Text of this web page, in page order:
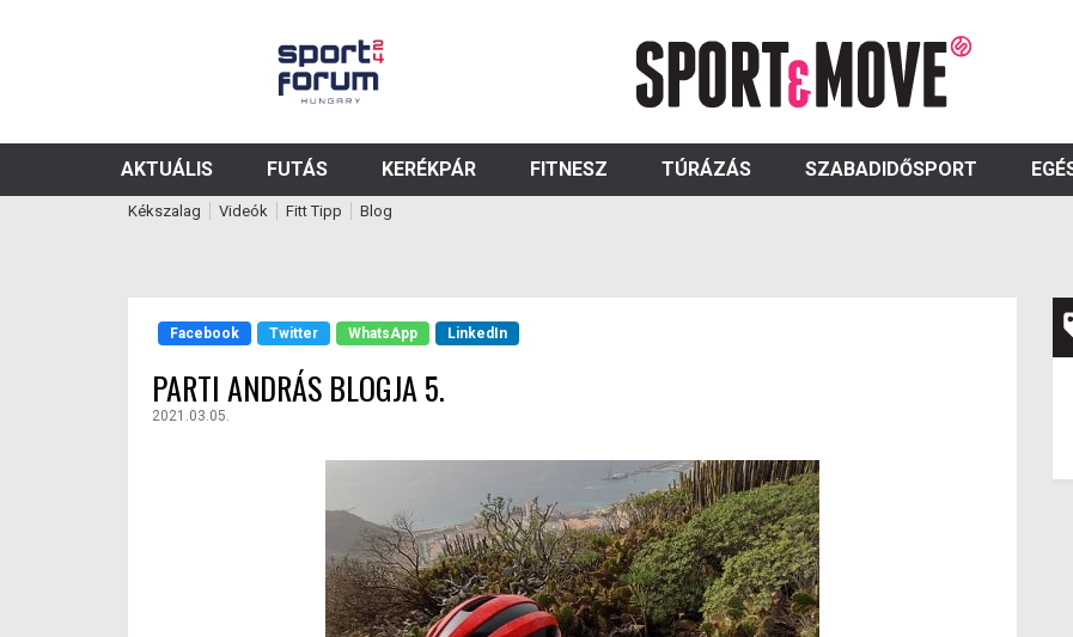
AKTUÁLIS FUTÁS KERÉKPÁR FITNESZ TÚRÁZÁS SZABADIDŐSPORT
Kékszalag Videók Fitt Tipp Blog
Facebook Twitter WhatsApp LinkedIn
PARTI ANDRÁS BLOGJA 5.
2021.03.05.